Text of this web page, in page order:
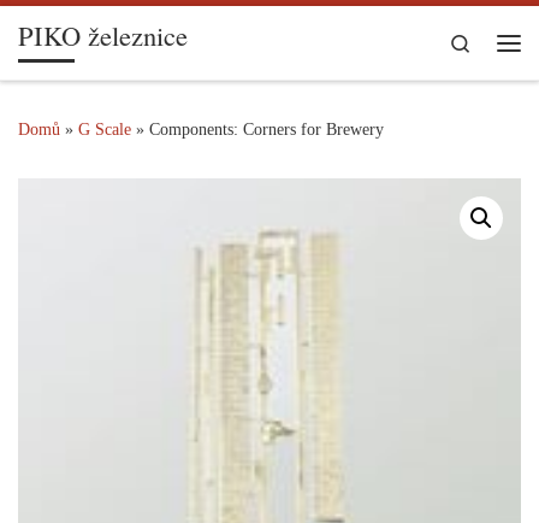
Skip to content
PIKO železnice
Search
Domů » G Scale » Components: Corners for Brewery